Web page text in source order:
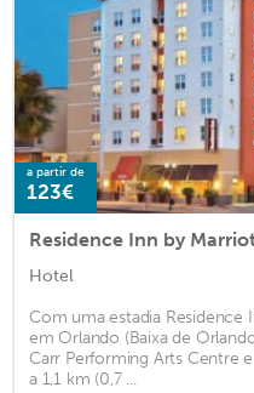
a partir de
123€
Residence Inn by
Hotel
Com uma estadia
em Orlando (Baixa de
Carr Performing Arts Centre
a 1,1 km (0,7 ...